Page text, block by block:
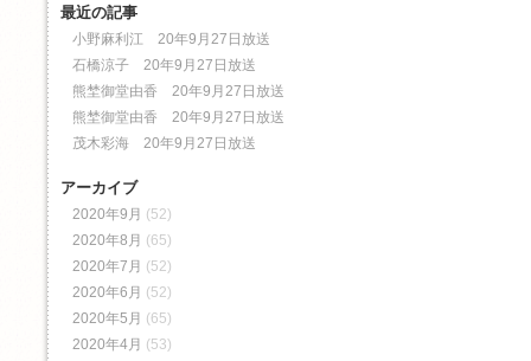
最近の記事
小野麻利江 20年9月27日放送
石橋涼子 20年9月27日放送
熊埜御堂由香 20年9月27日放送
熊埜御堂由香 20年9月27日放送
茂木彩海 20年9月27日放送
アーカイブ
2020年9月 (52)
2020年8月 (65)
2020年7月 (52)
2020年6月 (52)
2020年5月 (65)
2020年4月 (53)